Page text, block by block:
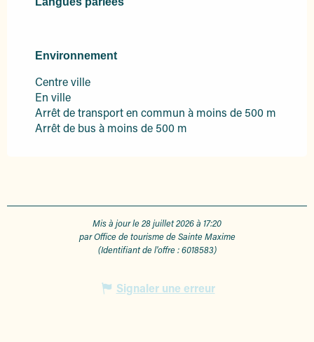
Environnement
Environnement
Centre ville
En ville
Arrêt de transport en commun à moins de 500 m
Arrêt de bus à moins de 500 m
Mis à jour le 28 juillet 2026 à 17:20
par Office de tourisme de Sainte Maxime
(Identifiant de l'offre :6018583)
Signaler une erreur